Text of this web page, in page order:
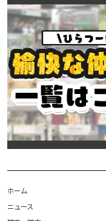
ホーム
ニュース